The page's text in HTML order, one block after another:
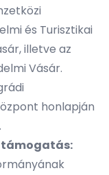
és Turisztikai
illetve az
Vásár.
honlapján